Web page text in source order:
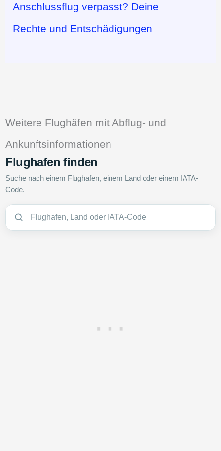
Anschlussflug verpasst? Deine
Rechte und Entschädigungen
Weitere Flughäfen mit Abflug- und
Ankunftsinformationen
Flughafen finden
Suche nach einem Flughafen, einem Land oder einem IATA-
Code.